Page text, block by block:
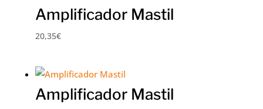
Amplificador Mastil
20,35€
Amplificador Mastil